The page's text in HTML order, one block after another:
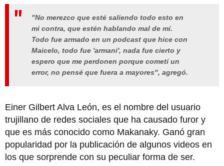
"No merezco que esté saliendo todo esto en
mi contra, que estén hablando mal de mí.
Todo fue armado en un podcast que hice con
Maicelo, todo fue 'armani', nada fue cierto y
espero que me perdonen porque cometí un
error, no pensé que fuera a mayores", agregó.
Einer Gilbert Alva León, es el nombre del usuario
trujillano de redes sociales que ha causado furor y
que es más conocido como Makanaky. Ganó gran
popularidad por la publicación de algunos videos en
los que sorprende con su peculiar forma de ser.